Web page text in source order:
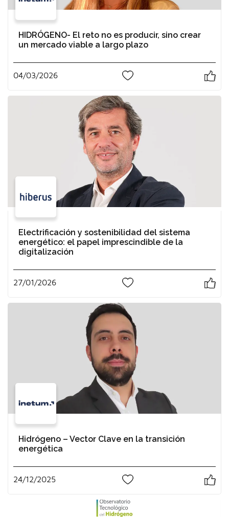
HIDRÓGENO- El reto no es producir, sino crear
un mercado viable a largo plazo
04/03/2026
Electrificación y sostenibilidad del sistema
energético: el papel imprescindible de la
digitalización
27/01/2026
Hidrógeno – Vector Clave en la transición
energética
24/12/2025